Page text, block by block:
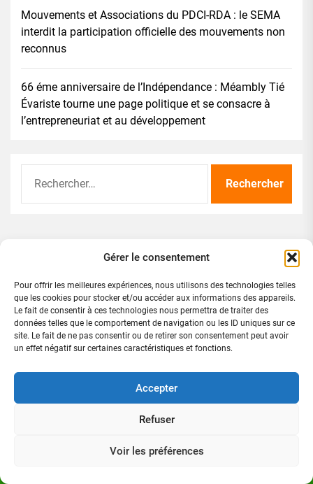
Gérer le consentement
Pour offrir les meilleures expériences, nous utilisons des technologies telles
que les cookies pour stocker et/ou accéder aux informations des appareils.
Le fait de consentir à ces technologies nous permettra de traiter des
données telles que le comportement de navigation ou les ID uniques sur ce
site. Le fait de ne pas consentir ou de retirer son consentement peut avoir
un effet négatif sur certaines caractéristiques et fonctions.
Accepter
Refuser
Voir les préférences
Mouvements et Associations du PDCI-RDA : le SEMA
interdit la participation officielle des mouvements non
reconnus
66 éme anniversaire de l’Indépendance : Méambly Tié
Évariste tourne une page politique et se consacre à
l’entrepreneuriat et au développement
Directeur de publication